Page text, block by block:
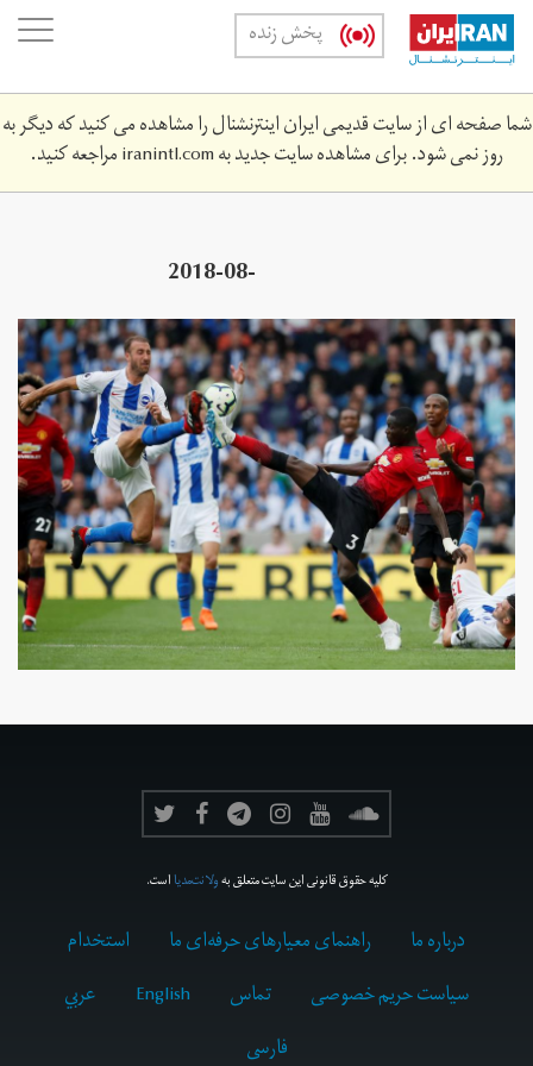
Skip
main
content
پخش زنده
شما صفحه ای از سایت قدیمی ایران اینترنشنال را مشاهده می کنید که دیگر به
روز نمی شود. برای مشاهده سایت جدید بهiranintl.comمراجعه کنید.
2018-08-
england-brh-mun.jpg
کلیه حقوق قانونی این سایت متعلق بهولانت‌مدیااست.
درباره ما راهنمای معیارهای حرفه‌ای ما
استخدام
سیاست حریم خصوصی
تماس English
عربي
فارسى